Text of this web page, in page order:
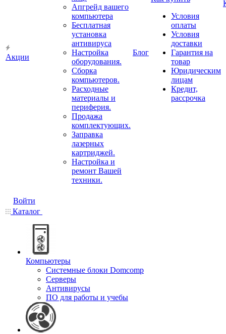
Акции
Апгрейд вашего
компьютера
Бесплатная
установка
антивируса
Настройка
оборудования.
Сборка
компьютеров.
Расходные
материалы и
периферия.
Продажа
комплектующих.
Заправка
лазерных
картриджей.
Настройка и
ремонт Вашей
техники.
Блог
Условия
оплаты
Условия
доставки
Гарантия на
товар
Юридическим
лицам
Кредит,
рассрочка
Войти
Каталог
Компьютеры
Системные блоки Domcomp
Серверы
Антивирусы
ПО для работы и учебы